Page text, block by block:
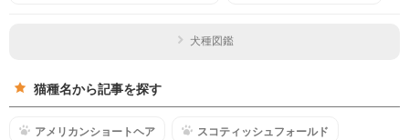
犬種図鑑
猫種名から記事を探す
アメリカンショートヘア スコティッシュフォールド